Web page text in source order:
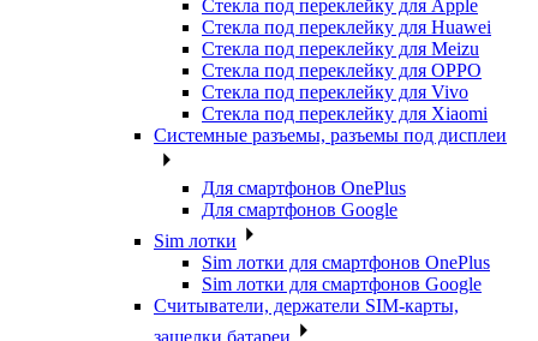
Стекла под переклейку для Apple
Стекла под переклейку для Huawei
Стекла под переклейку для Meizu
Стекла под переклейку для OPPO
Стекла под переклейку для Vivo
Стекла под переклейку для Xiaomi
Системные разъемы, разъемы под дисплеи
Для смартфонов OnePlus
Для смартфонов Google
Sim лотки
Sim лотки для смартфонов OnePlus
Sim лотки для смартфонов Google
Считыватели, держатели SIM-карты,
защелки батареи